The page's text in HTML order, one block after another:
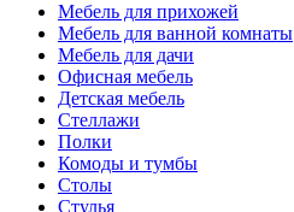
Мебель для прихожей
Мебель для ванной комнаты
Мебель для дачи
Офисная мебель
Детская мебель
Стеллажи
Полки
Комоды и тумбы
Столы
Стулья